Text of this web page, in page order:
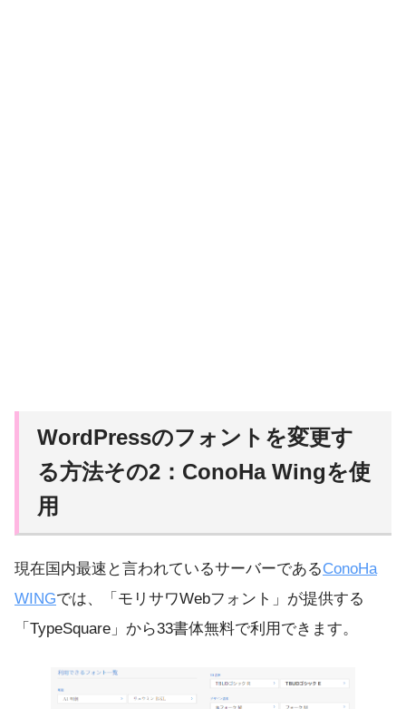
WordPressのフォントを変更す
る方法その2：ConoHa Wingを使
用
現在国内最速と言われているサーバーであるConoHa
WINGでは、「モリサワWebフォント」が提供する
「TypeSquare」から33書体無料で利用できます。